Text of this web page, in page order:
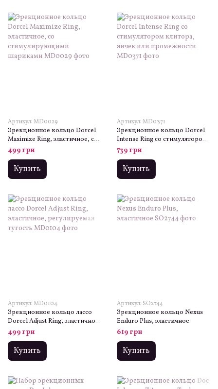
Артикул: MD0029
Эрекционное кольцо Dorcel
Maximize Ring, эластичное, со
стимулирующими шариками
499 грн
Купить
Артикул: MD0371
Эрекционное кольцо Dorcel
Intense Ring со стимулятором
клитора, яичек или
промежности
739 грн
Купить
Артикул: MD0104
Эрекционное кольцо лассо
Dorcel Adjust Ring, эластичное,
регулируемая тугость
499 грн
Купить
Артикул: SO2744
Эрекционное кольцо Nexus
Enduro Plus, эластичное
619 грн
Купить